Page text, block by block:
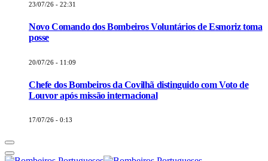
23/07/26 - 22:31
Novo Comando dos Bombeiros Voluntários de Esmoriz toma
posse
20/07/26 - 11:09
Chefe dos Bombeiros da Covilhã distinguido com Voto de
Louvor após missão internacional
17/07/26 - 0:13